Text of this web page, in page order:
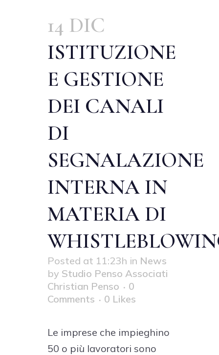
14 DIC
ISTITUZIONE
E GESTIONE
DEI CANALI
DI
SEGNALAZIONE
INTERNA IN
MATERIA DI
Posted at 11:23h in News
by Studio Penso Associati
Christian Penso
0
Comments
0 Likes
Le imprese che impieghino
50 o più lavoratori sono